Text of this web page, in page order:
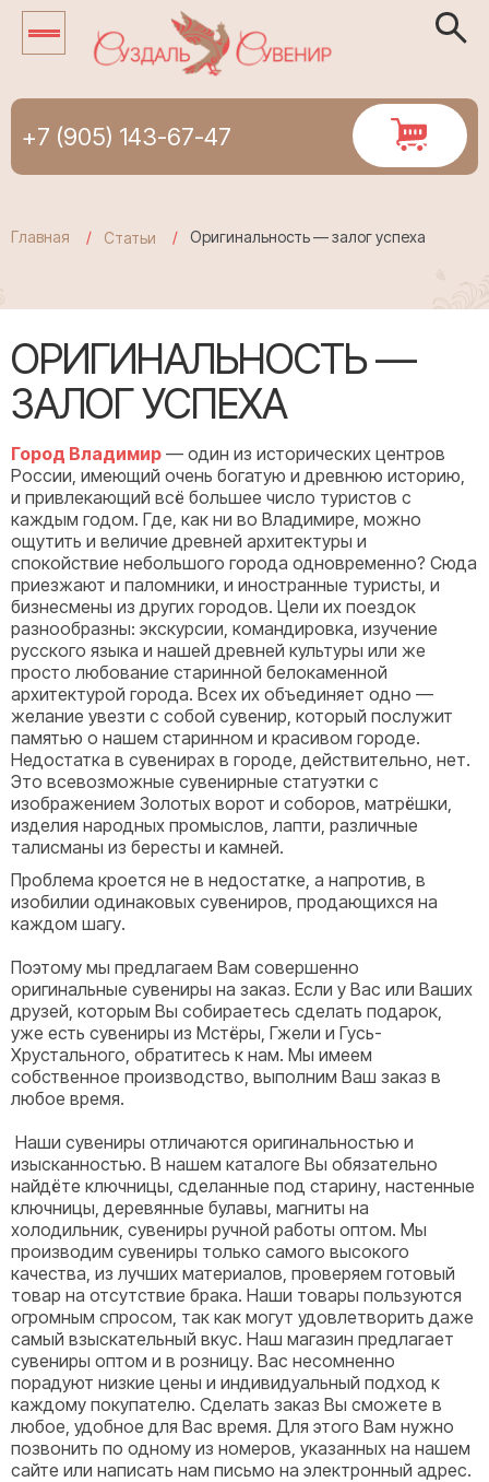
+7 (905) 143-67-47
Главная Статьи Оригинальность — залог успеха
ОРИГИНАЛЬНОСТЬ —
ЗАЛОГ УСПЕХА
Город Владимир — один из исторических центров
России, имеющий очень богатую и древнюю историю,
и привлекающий всё большее число туристов с
каждым годом. Где, как ни во Владимире, можно
ощутить и величие древней архитектуры и
спокойствие небольшого города одновременно? Сюда
приезжают и паломники, и иностранные туристы, и
бизнесмены из других городов. Цели их поездок
разнообразны: экскурсии, командировка, изучение
русского языка и нашей древней культуры или же
просто любование старинной белокаменной
архитектурой города. Всех их объединяет одно —
желание увезти с собой сувенир, который послужит
памятью о нашем старинном и красивом городе.
Недостатка в сувенирах в городе, действительно, нет.
Это всевозможные сувенирные статуэтки с
изображением Золотых ворот и соборов, матрёшки,
изделия народных промыслов, лапти, различные
талисманы из бересты и камней.
Проблема кроется не в недостатке, а напротив, в
изобилии одинаковых сувениров, продающихся на
каждом шагу.
Поэтому мы предлагаем Вам совершенно
оригинальные сувениры на заказ. Если у Вас или Ваших
друзей, которым Вы собираетесь сделать подарок,
уже есть сувениры из Мстёры, Гжели и Гусь-
Хрустального, обратитесь к нам. Мы имеем
собственное производство, выполним Ваш заказ в
любое время.
Наши сувениры отличаются оригинальностью и
изысканностью. В нашем каталоге Вы обязательно
найдёте ключницы, сделанные под старину, настенные
ключницы, деревянные булавы, магниты на
холодильник, сувениры ручной работы оптом. Мы
производим сувениры только самого высокого
качества, из лучших материалов, проверяем готовый
товар на отсутствие брака. Наши товары пользуются
огромным спросом, так как могут удовлетворить даже
самый взыскательный вкус. Наш магазин предлагает
сувениры оптом и в розницу. Вас несомненно
порадуют низкие цены и индивидуальный подход к
каждому покупателю. Сделать заказ Вы сможете в
любое, удобное для Вас время. Для этого Вам нужно
позвонить по одному из номеров, указанных на нашем
сайте или написать нам письмо на электронный адрес.